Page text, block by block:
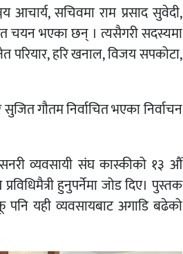
आचार्य, सचिवमा राम प्रसाद सुवेदी,
चयन भएका छन् । त्यसैगरी सदस्यमा
परियार, हरि खनाल, विजय सपकोटा,
गौतम निर्वाचित भएका निर्वाचन
व्यवसायी संघ कास्कीको १३ औं
हुनुपर्नेमा जोड दिए। पुस्तक
यही व्यवसायबाट अगाडि बढेको